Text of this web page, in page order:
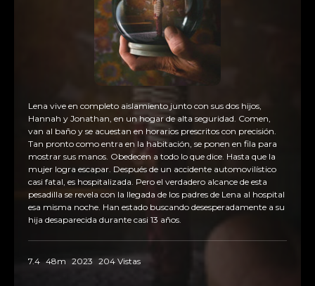
Lena vive en completo aislamiento junto con sus dos hijos,
Hannah y Jonathan, en un hogar de alta seguridad. Comen,
van al baño y se acuestan en horarios prescritos con precisión.
Tan pronto como entra en la habitación, se ponen en fila para
mostrar sus manos. Obedecen a todo lo que dice. Hasta que la
mujer logra escapar. Después de un accidente automovilístico
casi fatal, es hospitalizada. Pero el verdadero alcance de esta
pesadilla se revela con la llegada de los padres de Lena al hospital
esa misma noche. Han estado buscando desesperadamente a su
hija desaparecida durante casi 13 años.
7.4 48m 2023 204 Vistas